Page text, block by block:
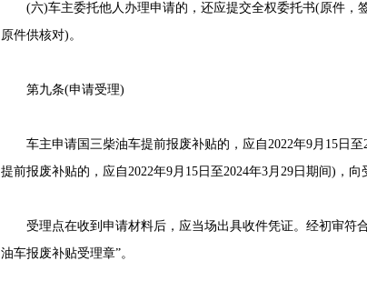
(六)车主委托他人办理申请的，还应提交全权委托书(原件，
原件供核对)。
第九条(申请受理)
车主申请国三柴油车提前报废补贴的，应自2022年9月15日至
提前报废补贴的，应自2022年9月15日至2024年3月29日期间)，向
受理点在收到申请材料后，应当场出具收件凭证。经初审符
油车报废补贴受理章”。